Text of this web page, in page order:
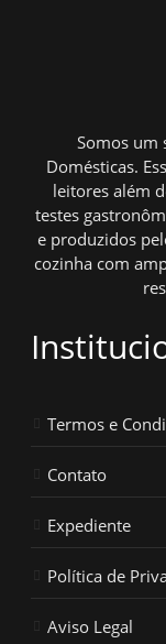
Somos um
Domésticas.
leitores além
testes
e produzidos
cozinha com
Termos e
Contato
Expediente
Política de
Aviso Legal